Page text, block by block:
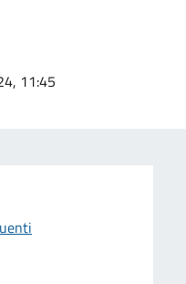
11:45